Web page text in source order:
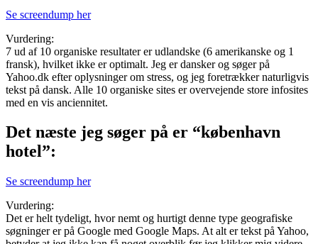
Se screendump her
Vurdering:
7 ud af 10 organiske resultater er udlandske (6 amerikanske og 1
fransk), hvilket ikke er optimalt. Jeg er dansker og søger på
Yahoo.dk efter oplysninger om stress, og jeg foretrækker naturligvis
tekst på dansk. Alle 10 organiske sites er overvejende store infosites
med en vis anciennitet.
Det næste jeg søger på er “københavn
hotel”:
Se screendump her
Vurdering:
Det er helt tydeligt, hvor nemt og hurtigt denne type geografiske
søgninger er på Google med Google Maps. At alt er tekst på Yahoo,